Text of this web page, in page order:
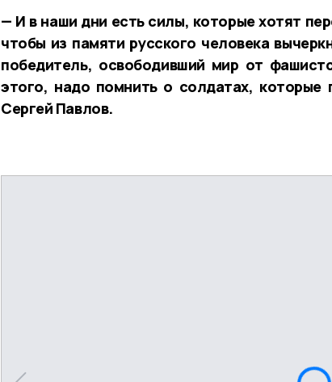
— И в наши дни есть силы, которые хотят
чтобы из памяти русского человека
победитель, освободивший мир от
этого, надо помнить о солдатах, которые
Сергей Павлов.